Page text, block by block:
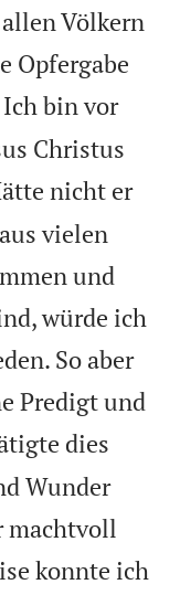
Völkern
Opfergabe
Ich bin vor
Christus
nicht er
vielen
und
würde ich
So aber
Predigt und
dies
Wunder
machtvoll
konnte ich